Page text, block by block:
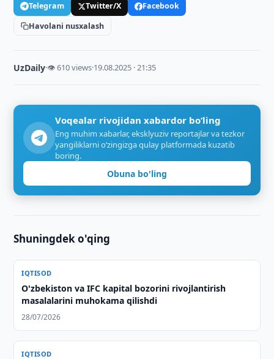
Telegram Twitter/X
Facebook
Havolani nusxalash
UzDaily·👁 610 views·19.08.2025 · 21:35
Voqealar rivojidan xabardor bo‘ling
Eng muhim xabarlar, eksklyuziv reportajlar va tezkor
yangiliklarni o‘zingizga qulay platformada kuzatib
boring.
Obuna bo'ling
Shuningdek o'qing
IQTISOD
O'zbekiston va IFC kapital bozorini rivojlantirish
masalalarini muhokama qilishdi
28/07/2026
IQTISOD